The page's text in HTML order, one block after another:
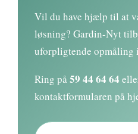
Vil du have hjælp til at
løsning? Gardin-Nyt
uforpligtende opmåling
Ring på59 44 64 64
kontaktformularen på